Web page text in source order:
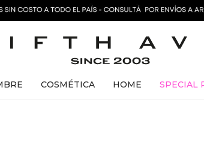
COSMÉTICA HOME SPECIAL